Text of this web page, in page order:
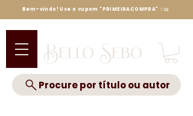
Bello Sebo
Procure por título ou autor
Bem-vindo! Use o cupom "PRIMEIRACOMPRA" ✨📖